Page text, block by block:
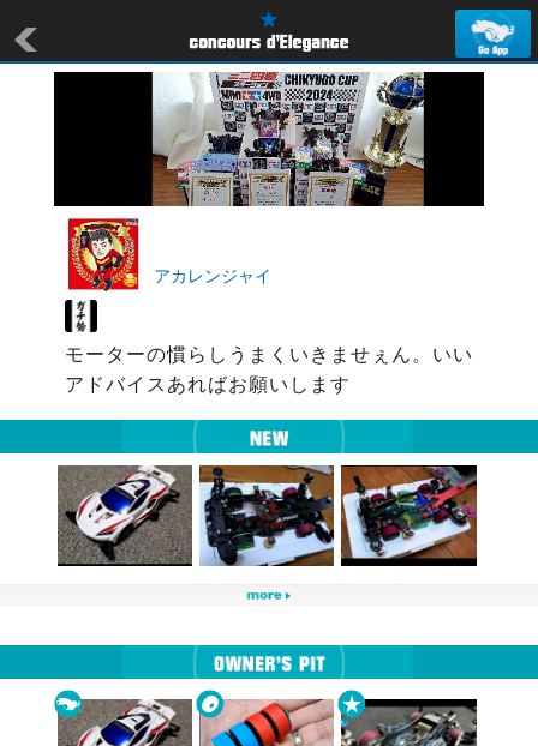
アカレンジャイ
モーターの慣らしうまくいきませぇん。いい
アドバイスあればお願いします